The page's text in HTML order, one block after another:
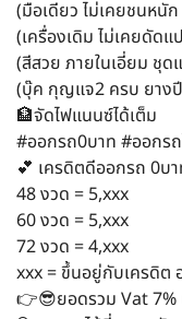
(มือเดียว ไม่เคยชนหนั
(เครื่องเดิม ไม่เคยดัด
(สีสวย ภายในเอี่ยม ชุ
(บุ๊ค กุญแจ2 ครบ ยาง
🏦จัดไฟแนนซ์ได้เต็ม
#ออกรถ0บาท #ออกร
💕 เครดิตดีออกรถ 0บ
48 งวด = 5,xxx
60 งวด = 5,xxx
72 งวด = 4,xxx
xxx = ขึ้นอยู่กับเครดิต
👉😎ยอดรวม Vat 7%